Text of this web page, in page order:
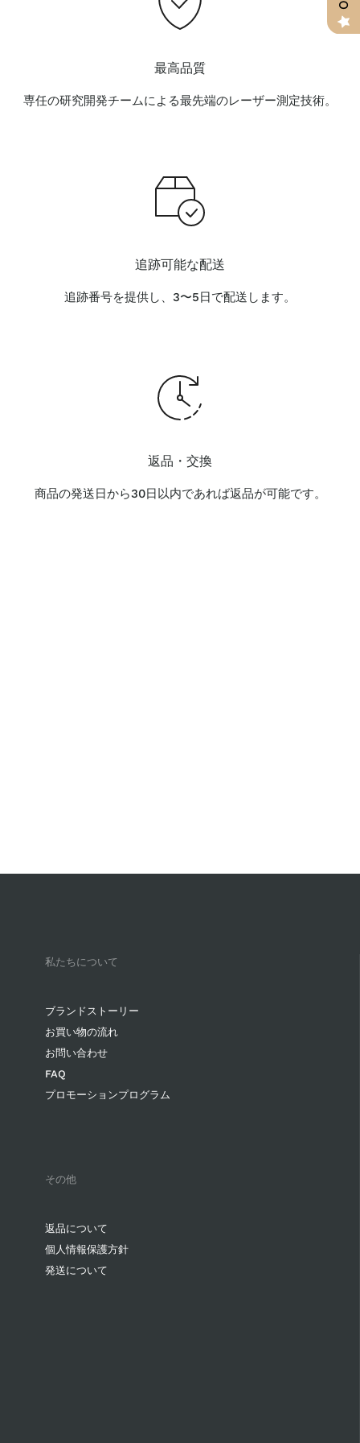
最高品質
専任の研究開発チームによる最先端のレーザー測定技術。
追跡可能な配送
追跡番号を提供し、3〜5日で配送します。
返品・交換
商品の発送日から30日以内であれば返品が可能です。
私たちについて
ブランドストーリー
お買い物の流れ
お問い合わせ
FAQ
プロモーションプログラム
その他
返品について
個人情報保護方針
発送について